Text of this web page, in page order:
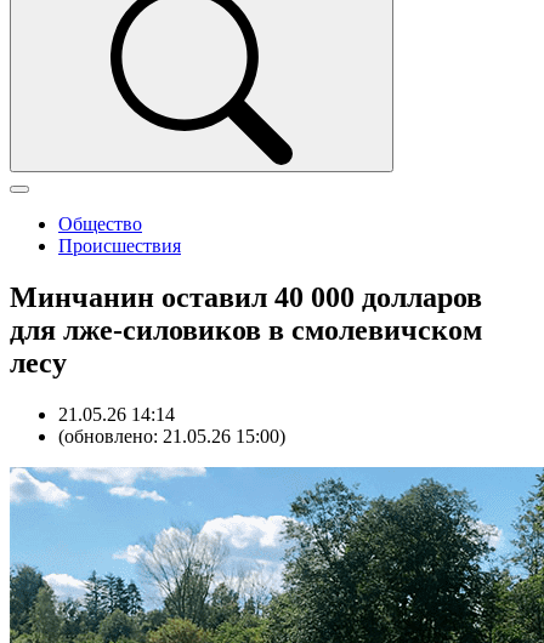
Общество
Происшествия
Минчанин оставил 40 000 долларов
для лже-силовиков в смолевичском
лесу
21.05.26 14:14
(обновлено: 21.05.26 15:00)